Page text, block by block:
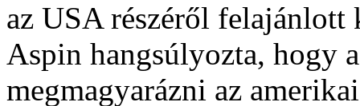
az USA részéről felajánlott
Aspin hangsúlyozta, hogy
megmagyarázni az